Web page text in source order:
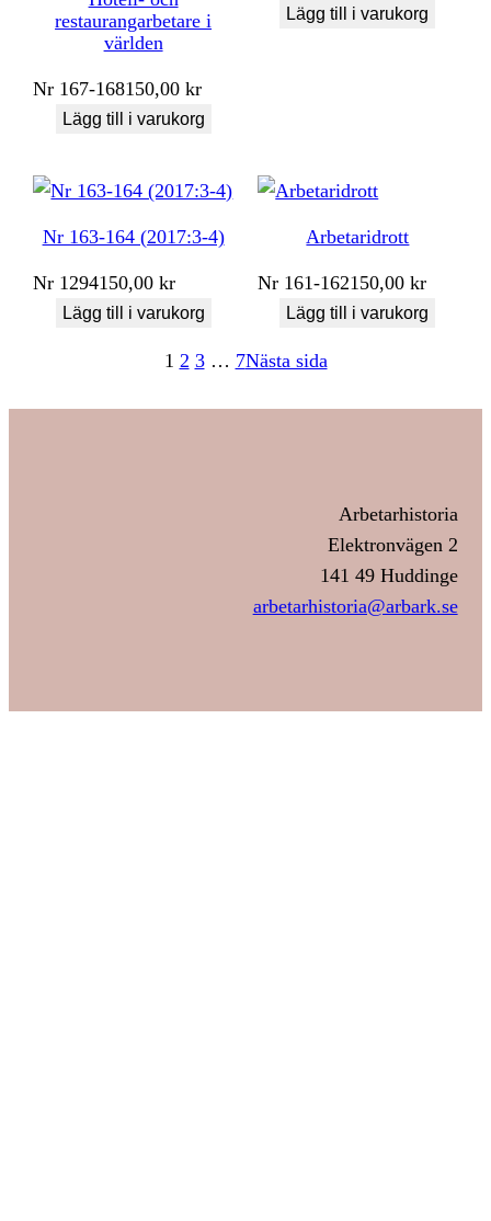
restaurangarbetare i
världen
Nr 167-168150,00kr
Lägg till i varukorg
Lägg till i varukorg
Nr 163-164 (2017:3-4)
Nr 1294150,00kr
Lägg till i varukorg
Arbetaridrott
Nr 161-162150,00kr
Lägg till i varukorg
1 2 3 … 7Nästa sida
Arbetarhistoria
Elektronvägen 2
141 49 Huddinge
arbetarhistoria@arbark.se